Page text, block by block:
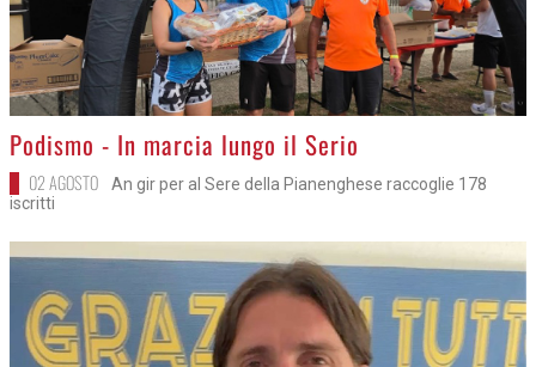
>
Podismo - In marcia lungo il Serio
02 AGOSTO
An gir per al Sere della Pianenghese raccoglie 178
iscritti